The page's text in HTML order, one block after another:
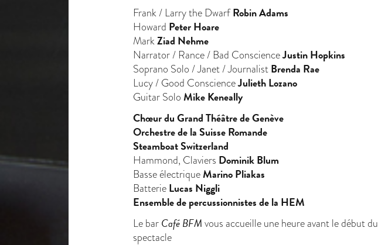
Frank / Larry the DwarfRobin Adams
Howard Peter Hoare
MarkZiad Nehme
Narrator / Rance / Bad ConscienceJustin Hopkins
Soprano Solo / Janet / Journalist Brenda Rae
Lucy / Good ConscienceJulieth Lozano
Guitar Solo Mike Keneally
Chœur du Grand Théâtre de Genève
Orchestre de la Suisse Romande
Steamboat Switzerland
Hammond, Claviers Dominik Blum
Basse électriqueMarino Pliakas
Batterie Lucas Niggli
Ensemble de percussionnistes de la HEM
Le bar Café BFM vous accueille une heure avant le début du
spectacle